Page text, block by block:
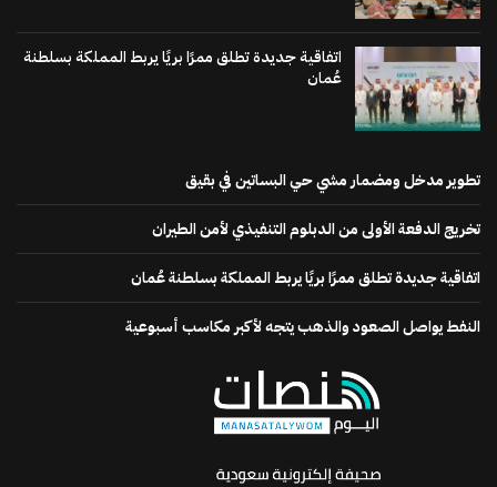
اتفاقية جديدة تطلق ممرًا بريًا يربط المملكة بسلطنة
عُمان
تطوير مدخل ومضمار مشي حي البساتين في بقيق
تخريج الدفعة الأولى من الدبلوم التنفيذي لأمن الطيران
اتفاقية جديدة تطلق ممرًا بريًا يربط المملكة بسلطنة عُمان
النفط يواصل الصعود والذهب يتجه لأكبر مكاسب أسبوعية